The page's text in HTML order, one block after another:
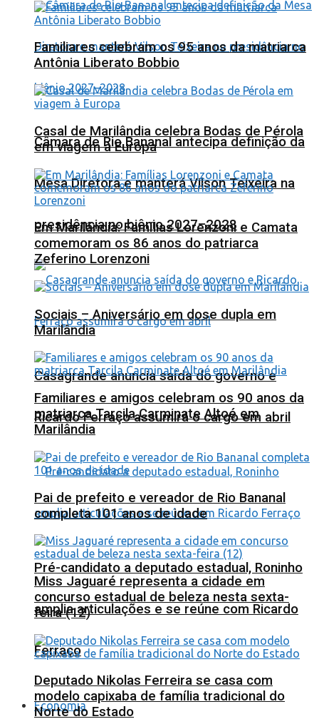
Câmara de Rio Bananal antecipa definição da
Mesa Diretora e manterá Vilson Teixeira na
presidência no biênio 2027–2028
Casagrande anuncia saída do governo e
Ricardo Ferraço assumirá o cargo em abril
Pré-candidato a deputado estadual, Roninho
amplia articulações e se reúne com Ricardo
Ferraço
Economia
Familiares celebram os 95 anos da matriarca
Antônia Liberato Bobbio
Casal de Marilândia celebra Bodas de Pérola
em viagem à Europa
Em Marilândia: Famílias Lorenzoni e Camata
comemoram os 86 anos do patriarca
Zeferino Lorenzoni
Sociais – Aniversário em dose dupla em
Marilândia
Familiares e amigos celebram os 90 anos da
matriarca Tarcila Carminate Altoé em
Marilândia
Pai de prefeito e vereador de Rio Bananal
completa 101 anos de idade
Miss Jaguaré representa a cidade em
concurso estadual de beleza nesta sexta-
feira (12)
Deputado Nikolas Ferreira se casa com
modelo capixaba de família tradicional do
Norte do Estado